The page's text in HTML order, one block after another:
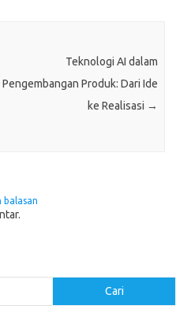
Teknologi AI dalam
Pengembangan Produk: Dari Ide
ke Realisasi →
balasan
Cari